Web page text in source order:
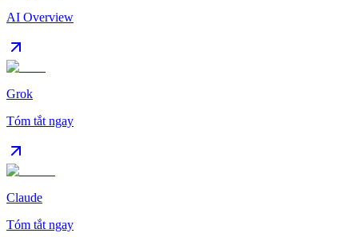
AI Overview
Grok
Tóm tắt ngay
Claude
Tóm tắt ngay